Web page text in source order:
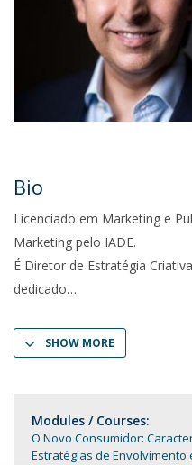
Bio
Licenciado em Marketing e
Marketing pelo IADE.
É Diretor de Estratégia
dedicado
SHOW MORE
Modules / Courses:
O Novo Consumidor:
Estratégias de Envolvimento